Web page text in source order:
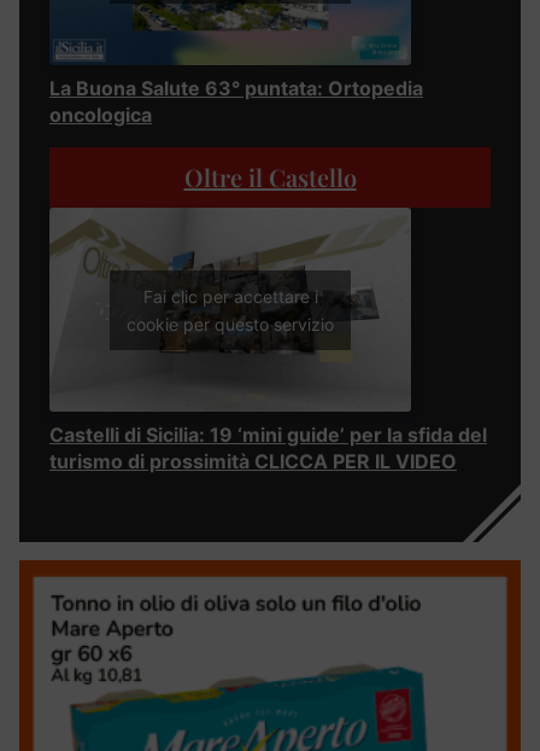
La Buona Salute 63° puntata: Ortopedia
oncologica
Oltre il Castello
Fai clic per accettare i
cookie per questo servizio
Castelli di Sicilia: 19 ‘mini guide’ per la sfida del
turismo di prossimità CLICCA PER IL VIDEO